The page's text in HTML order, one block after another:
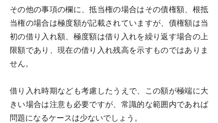
その他の事項の欄に、抵当権の場合はその債権額、根抵
当権の場合は極度額が記載されていますが、債権額は当
初の借り入れ額、極度額は借り入れを繰り返す場合の上
限額であり、現在の借り入れ残高を示すものではありま
せん。
借り入れ時期なども考慮したうえで、この額が極端に大
きい場合は注意も必要ですが、常識的な範囲内であれば
問題になるケースは少ないでしょう。